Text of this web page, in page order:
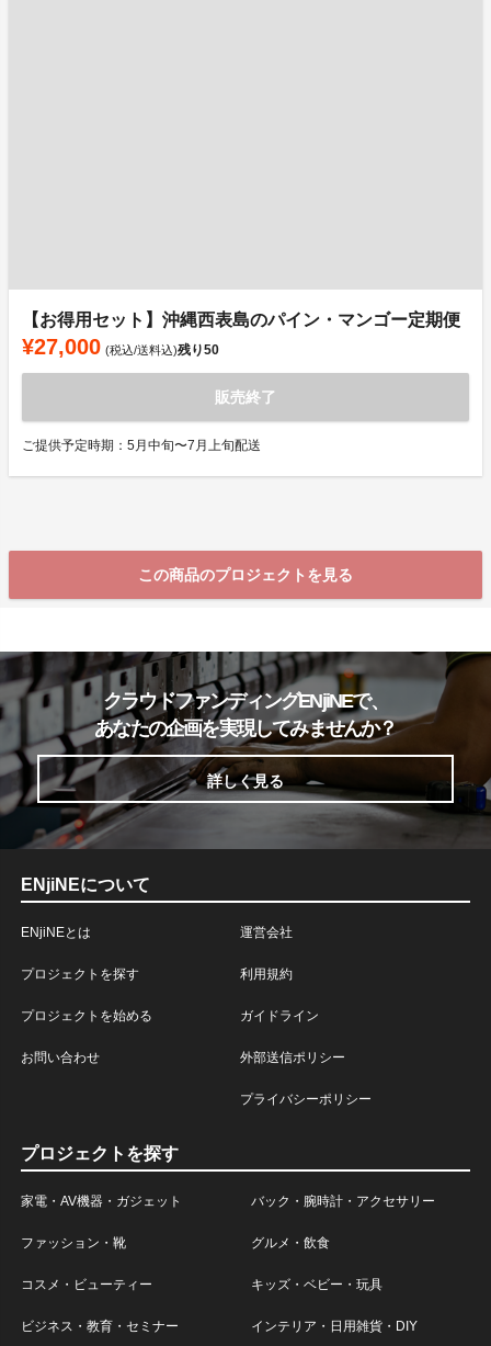
【お得用セット】沖縄西表島のパイン・マンゴー定期便
¥27,000 (税込/送料込)残り50
販売終了
ご提供予定時期：5月中旬〜7月上旬配送
この商品のプロジェクトを見る
クラウドファンディングENjiNEで、
あなたの企画を実現してみませんか？
詳しく見る
ENjiNEについて
ENjiNEとは
プロジェクトを探す
プロジェクトを始める
お問い合わせ
運営会社
利用規約
ガイドライン
外部送信ポリシー
プライバシーポリシー
プロジェクトを探す
家電・AV機器・ガジェット バック・腕時計・アクセサリー
ファッション・靴 グルメ・飲食
コスメ・ビューティー キッズ・ベビー・玩具
ビジネス・教育・セミナー インテリア・日用雑貨・DIY